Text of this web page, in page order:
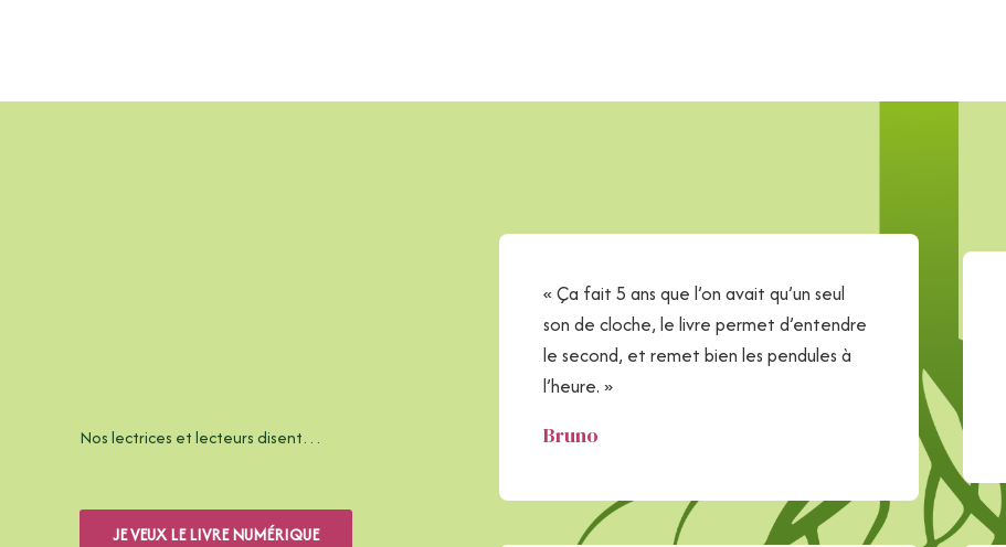
Nos lectrices et lecteurs disent…
JE VEUX LE LIVRE NUMÉRIQUE
« Ça fait 5 ans que l’on avait qu’un seul
son de cloche, le livre permet d’entendre
le second, et remet bien les pendules à
l’heure. »
Bruno